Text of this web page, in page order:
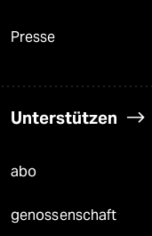
Presse
Unterstützen
abo
genossenschaft